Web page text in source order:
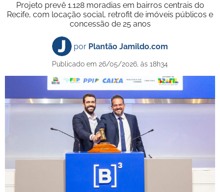
Projeto prevê 1.128 moradias em bairros centrais do
Recife, com locação social, retrofit de imóveis públicos e
concessão de 25 anos
por Plantão Jamildo.com
Publicado em 26/05/2026, às 18h34